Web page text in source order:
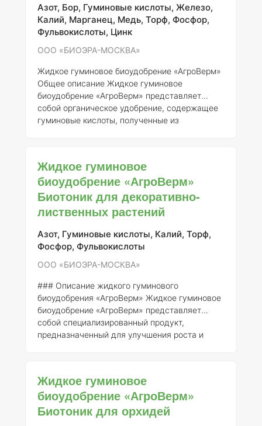
экологическую безопасность и возможность
использования в органическом земледелии.
Продукт способствует у
Азот, Бор, Гуминовые кислоты, Железо,
Калий, Марганец, Медь, Торф, Фосфор,
Фульвокислоты, Цинк
ООО «БИОЭРА-МОСКВА»
Жидкое гуминовое биоудобрение «АгроВерм»
Общее описаниеЖидкое гуминовое
биоудобрение «АгроВерм» представляет
собой органическое удобрение, содержащее
гуминовые кислоты, полученные из
биологических свойств почвы, а также для
повышения урожайности и качества
сельскохозяйственной продукции.
Регистрация и производитель
-
ООО «БИОЭРА-МОСКВА» -Номер
регистрации:480-18-1886-1 Состав эле
Жидкое гуминовое
биоудобрение «АгроВерм»
Биотоник для декоративно-
лиственных растений
Азот, Гуминовые кислоты, Калий, Торф,
Фосфор, Фульвокислоты
ООО «БИОЭРА-МОСКВА»
### Описание жидкого гуминового
биоудобрения «АгроВерм» Жидкое гуминовое
биоудобрение «АгроВерм» представляет
собой специализированный продукт,
предназначенный для улучшения роста и
которые являются природными полимерами,
получаемыми из органических веществ, таких
как торф и перегной. Эти кислоты
способствуют улучшению структуры почвы,
Жидкое гуминовое
биоудобрение «АгроВерм»
Биотоник для орхидей